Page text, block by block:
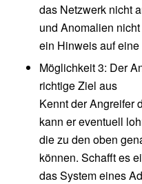
das Netzwerk nicht
und Anomalien
ein Hinweis auf
Möglichkeit 3: Der
richtige Ziel aus
Kennt der Angreifer
kann er eventuell
die zu den oben
können. Schafft es
das System eines